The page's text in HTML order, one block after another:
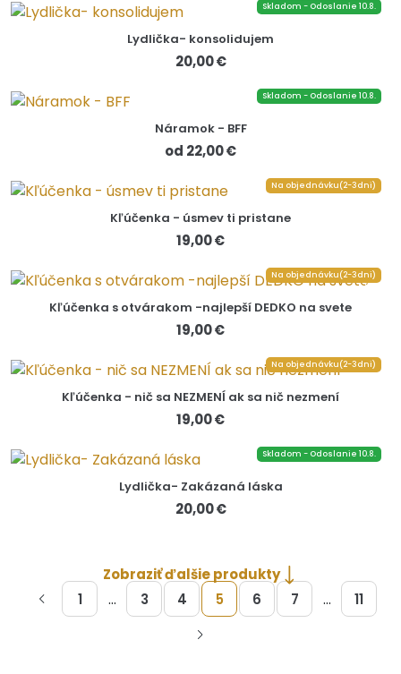
Skladom - Odoslanie 10.8.
Lydlička- konsolidujem
20,00 €
Skladom - Odoslanie 10.8.
Náramok - BFF
od 22,00 €
Na objednávku(2-3dni)
Kľúčenka - úsmev ti pristane
19,00 €
Na objednávku(2-3dni)
Kľúčenka s otvárakom -najlepší DEDKO na svete
19,00 €
Na objednávku(2-3dni)
Kľúčenka - nič sa NEZMENÍ ak sa nič nezmení
19,00 €
Skladom - Odoslanie 10.8.
Lydlička- Zakázaná láska
20,00 €
1 ... 3 4 5 6 7 ... 11
Zobraziť ďalšie produkty